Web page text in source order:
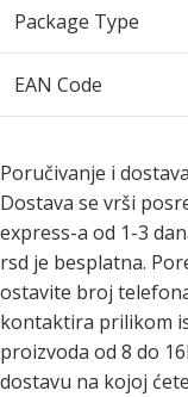
Package Type
EAN Code
Poručivanje i dostava
Dostava se vrši
express-a od 1-3
rsd je besplatna.
ostavite broj
kontaktira prilikom
proizvoda od 8 do
dostavu na kojoj